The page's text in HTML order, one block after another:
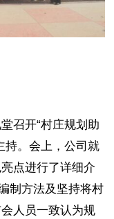
召开“村庄规划助
持。会上，公司就
点进行了详细介
制方法及坚持将村
人员一致认为规